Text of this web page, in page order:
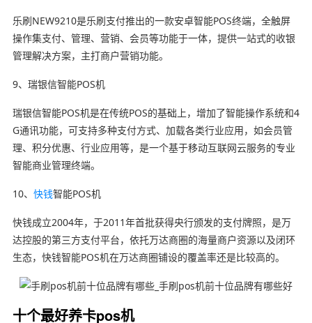
乐刷NEW9210是乐刷支付推出的一款安卓智能POS终端，全触屏
操作集支付、管理、营销、会员等功能于一体，提供一站式的收银
管理解决方案，主打商户营销功能。
9、瑞银信智能POS机
瑞银信智能POS机是在传统POS的基础上，增加了智能操作系统和4
G通讯功能，可支持多种支付方式、加载各类行业应用，如会员管
理、积分优惠、行业应用等，是一个基于移动互联网云服务的专业
智能商业管理终端。
10、 快钱智能POS机
快钱成立2004年，于2011年首批获得央行颁发的支付牌照，是万
达控股的第三方支付平台，依托万达商圈的海量商户资源以及闭环
生态，快钱智能POS机在万达商圈铺设的覆盖率还是比较高的。
十个最好养卡pos机